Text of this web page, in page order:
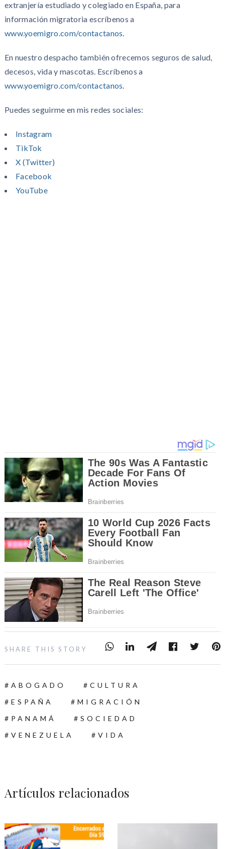
extranjería estudiado y colegiado en España, para
información migratoria escríbenos a
www.yoemigro.com/contactanos.
En nuestro despacho también ofrecemos seguros de salud,
decesos, vida y mascotas. Escríbenos a
www.yoemigro.com/contactanos.
Puedes seguirme en mis redes sociales:
Instagram
TikTok
X (Twitter)
Facebook
YouTube
SHARE THIS STORY
ABOGADO
CULTURA
ESPAÑA
MIGRACIÓN
PANAMÁ
SOCIEDAD
VENEZUELA
VIDA
Artículos relacionados